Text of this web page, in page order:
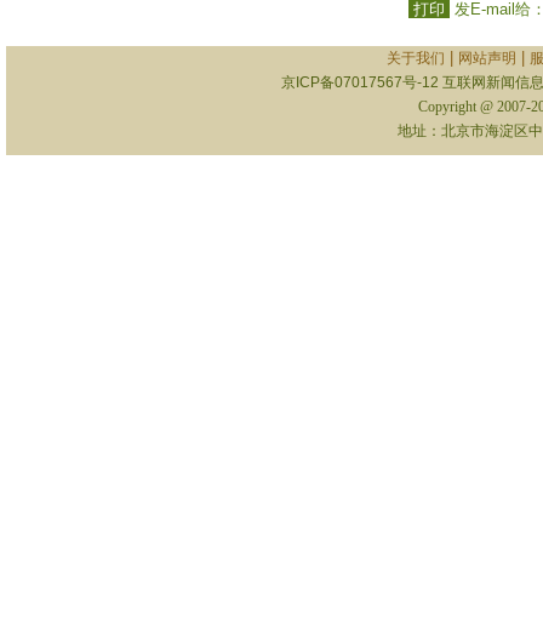
打印 发E-mail给
关于我们 网站声明
京ICP备07017567号-12 互联网新闻信
Copyright @ 2007-
地址：北京市海淀区